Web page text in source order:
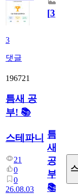
3
댓글
[3]
196721
틈새 공
부! 📚
스테파니
21
0
0
26.08.03
틈
새
공
부!
📚